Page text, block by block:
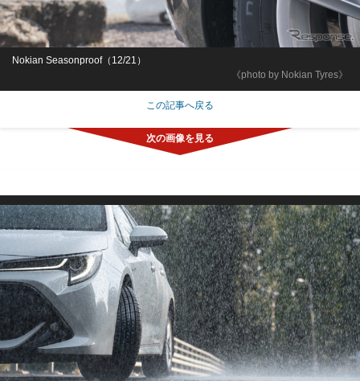
《photo by Nokian Tyres》
Nokian Seasonproof（12/21）
この記事へ戻る